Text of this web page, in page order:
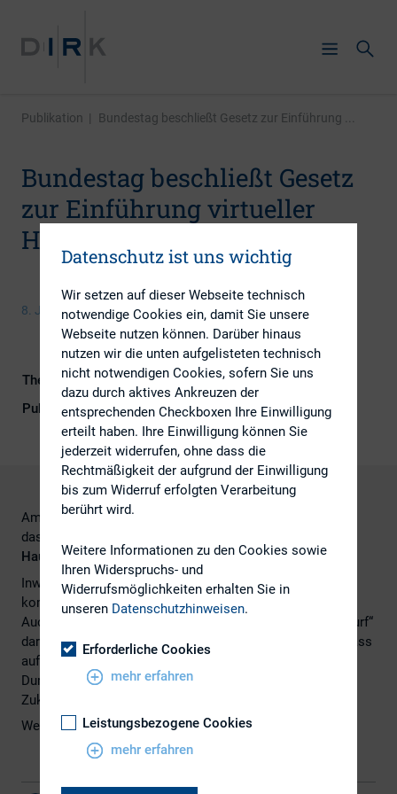
Publikation | Bundestag beschließt Gesetz zur Einführung ...
Bundestag beschließt Gesetz
zur Einführung virtueller
Hauptversammlungen
8. Juli 2022
Themengebiet
IR-Kompetenz
Publikationsform
DIRK-Publikationen
Am 08. Juli 2022 hat der Deutsche Bundestag
das
Hauptversammlungenbeschlossen.
Inwieweit das Gesetz den Praxistest besteht, wird die
kommende Hauptversammlungssaison zeigen.
Auch wenn der Beschluss nicht den erhofften „großen Wurf“
darstellt, besteht für den DIRK allerdings die Hoffnung, dass
auf Grundlage des Gesetzes Emittenten die
Durchführbarkeit von virtuellen Hauptversammlungen in
Zukunft prüfen werden.
Weitere Informationenhier.
Datenschutz ist uns wichtig
Wir setzen auf dieser Webseite technisch
notwendige Cookies ein, damit Sie unsere
Webseite nutzen können. Darüber hinaus
nutzen wir die unten aufgelisteten technisch
nicht notwendigen Cookies, sofern Sie uns
dazu durch aktives Ankreuzen der
entsprechenden Checkboxen Ihre Einwilligung
erteilt haben. Ihre Einwilligung können Sie
jederzeit widerrufen, ohne dass die
Rechtmäßigkeit der aufgrund der Einwilligung
bis zum Widerruf erfolgten Verarbeitung
berührt wird.
Weitere Informationen zu den Cookies sowie
Ihren Widerspruchs- und
Widerrufsmöglichkeiten erhalten Sie in
unseren Datenschutzhinweisen.
Erforderliche Cookies
mehr erfahren
Leistungsbezogene Cookies
mehr erfahren